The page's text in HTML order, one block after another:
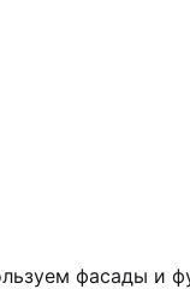
фасады